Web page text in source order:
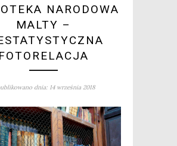
NARODOWA
MALTY –
FOTORELACJA
dnia: 14 września 2018